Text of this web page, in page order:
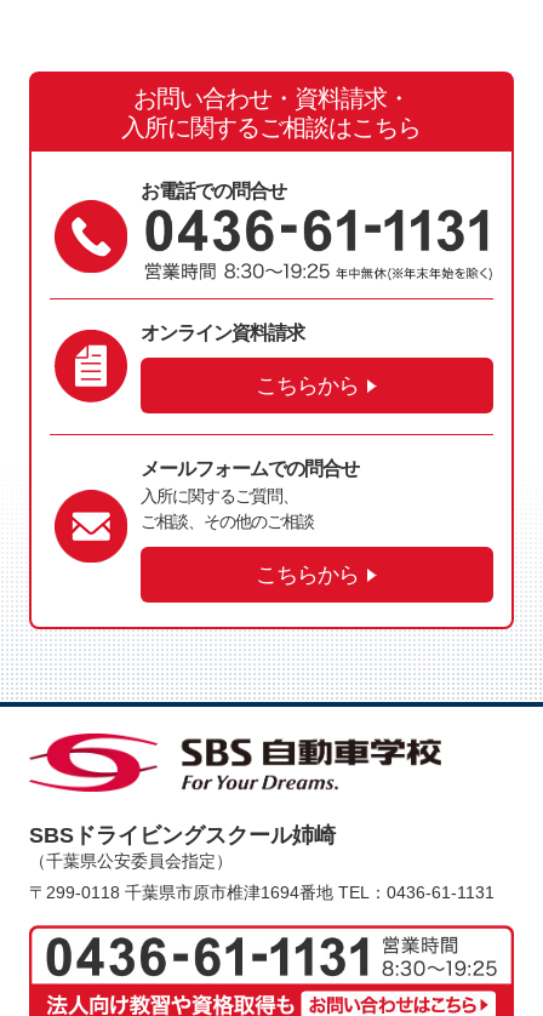
お問い合わせ・資料請求・
入所に関するご相談はこちら
お電話での問合せ
オンライン資料請求
こちらから
メールフォームでの問合せ
入所に関するご質問、
ご相談、その他のご相談
こちらから
SBSドライビングスクール姉崎
（千葉県公安委員会指定）
〒299-0118 千葉県市原市椎津1694番地 TEL：0436-61-1131